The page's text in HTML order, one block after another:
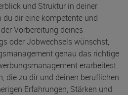
und Struktur in deiner
du dir eine kompetente und
Vorbereitung deines
oder Jobwechsels wünschst,
genau das richtige
erarbeitest
die zu dir und deinen beruflichen
Erfahrungen, Stärken und